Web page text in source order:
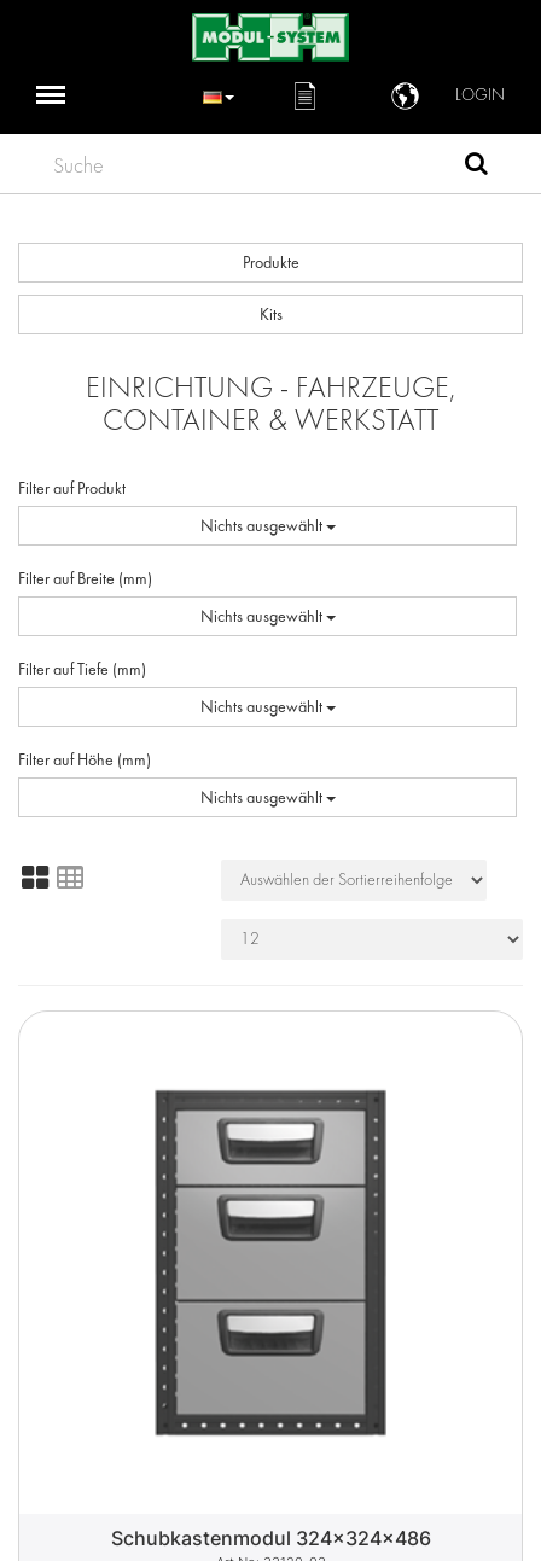
LOGIN
Suche
Produkte
Kits
EINRICHTUNG - FAHRZEUGE,
CONTAINER & WERKSTATT
Filter auf Produkt
Nichts ausgewählt
Filter auf Breite (mm)
Nichts ausgewählt
Filter auf Tiefe (mm)
Nichts ausgewählt
Filter auf Höhe (mm)
Nichts ausgewählt
Schubkastenmodul 324x324x486